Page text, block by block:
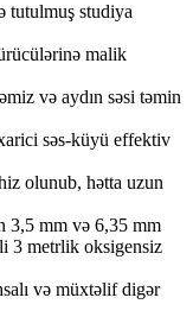
tutulmuş studiya
malik
və aydın səsi təmin
səs-küyü effektiv
olunub, hətta uzun
3,5 mm və 6,35 mm
3 metrlik oksigensiz
və müxtəlif digər